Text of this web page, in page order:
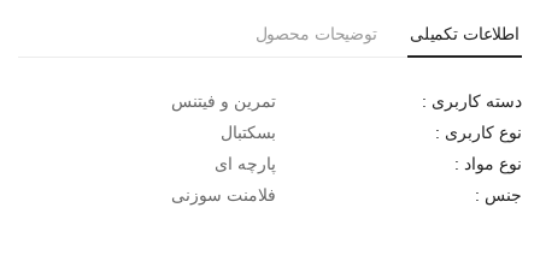
اطلاعات تکمیلی توضیحات محصول
دسته کاربری : تمرین و فیتنس
نوع کاربری : بسکتبال
نوع مواد : پارچه ای
جنس : فلامنت سوزنی